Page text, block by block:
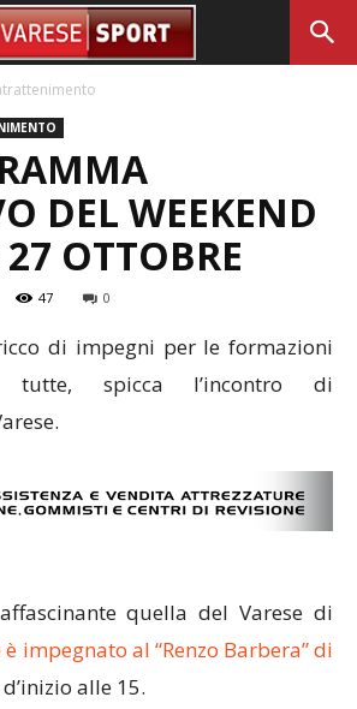
DEL WEEKEND
OTTOBRE
47 0
di impegni per le formazioni
tutte, spicca l’incontro di
quella del Varese di
impegnato al “Renzo Barbera” di
alle 15.